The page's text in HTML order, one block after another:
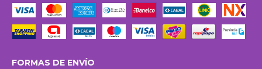
FORMAS DE ENVÍO